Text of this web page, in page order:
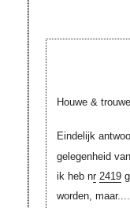
Houwe &
Eindelijk
gelegenheid
ik heb nr 2419
worden,